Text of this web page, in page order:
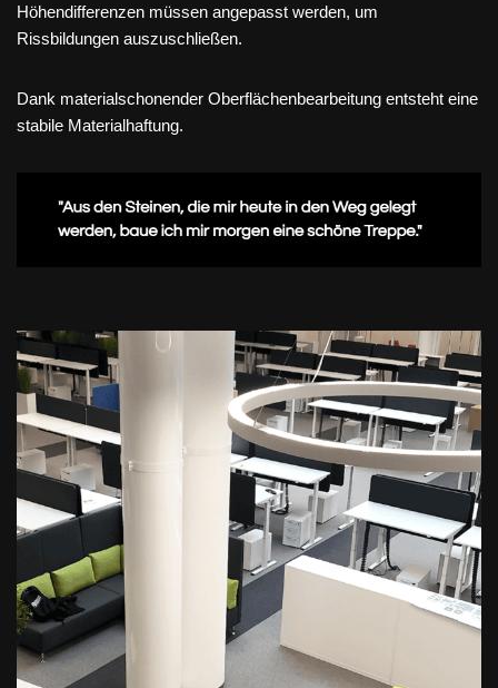
Höhendifferenzen müssen angepasst werden, um
Rissbildungen auszuschließen.
Dank materialschonender Oberflächenbearbeitung entsteht eine
stabile Materialhaftung.